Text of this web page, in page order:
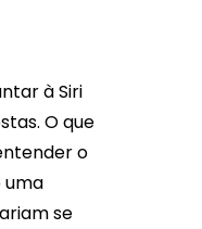
à Siri
O que
o
uma
se